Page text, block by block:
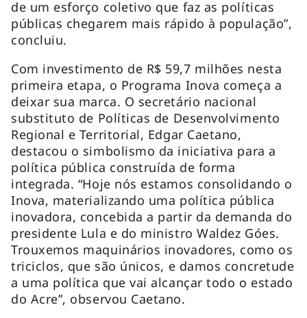
de um esforço coletivo que faz as políticas
públicas chegarem mais rápido à população”,
concluiu.
Com investimento de R$ 59,7 milhões nesta
primeira etapa, o Programa Inova começa a
deixar sua marca. O secretário nacional
substituto de Políticas de Desenvolvimento
Regional e Territorial, Edgar Caetano,
destacou o simbolismo da iniciativa para a
política pública construída de forma
integrada. “Hoje nós estamos consolidando o
Inova, materializando uma política pública
inovadora, concebida a partir da demanda do
presidente Lula e do ministro Waldez Góes.
Trouxemos maquinários inovadores, como os
triciclos, que são únicos, e damos concretude
a uma política que vai alcançar todo o estado
do Acre”, observou Caetano.